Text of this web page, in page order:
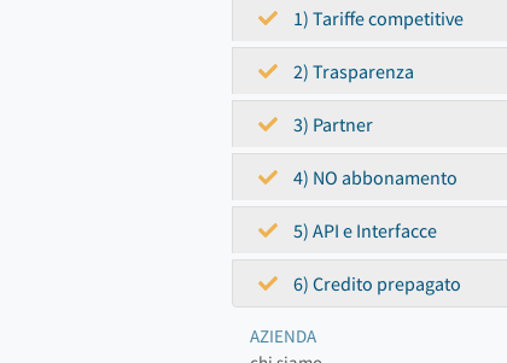
1) Tariffe competitive
2) Trasparenza
3) Partner
4) NO abbonamento
5) API e Interfacce
6) Credito prepagato
AZIENDA